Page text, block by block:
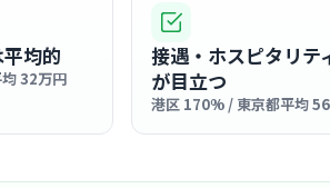
あおば皮フ科クリニック
法人社団みなとあおば
り
麻布十番駅周辺
皮膚科
均的
32万円
接遇・ホスピタリテ
が目立つ
港区 170% / 東京都平均